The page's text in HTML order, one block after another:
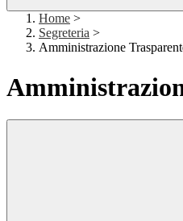
Home >
Segreteria >
Amministrazione